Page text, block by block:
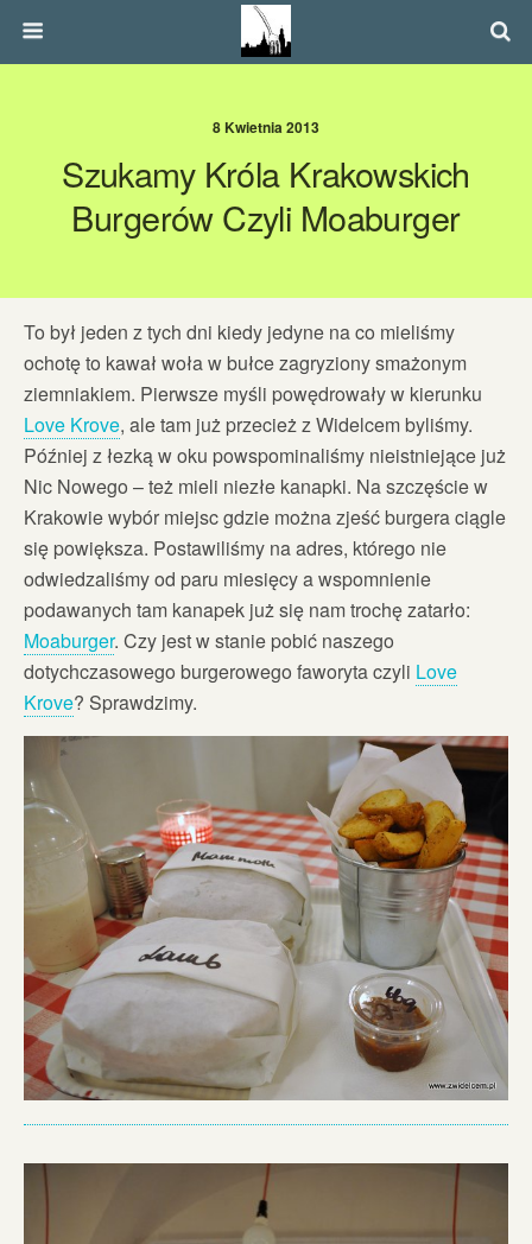
8 Kwietnia 2013
Szukamy Króla Krakowskich
Burgerów Czyli Moaburger
To był jeden z tych dni kiedy jedyne na co mieliśmy
ochotę to kawał woła w bułce zagryziony smażonym
ziemniakiem. Pierwsze myśli powędrowały w kierunku
Love Krove, ale tam już przecież z Widelcem byliśmy.
Później z łezką w oku powspominaliśmy nieistniejące już
Nic Nowego – też mieli niezłe kanapki. Na szczęście w
Krakowie wybór miejsc gdzie można zjeść burgera ciągle
się powiększa. Postawiliśmy na adres, którego nie
odwiedzaliśmy od paru miesięcy a wspomnienie
podawanych tam kanapek już się nam trochę zatarło:
Moaburger. Czy jest w stanie pobić naszego
dotychczasowego burgerowego faworyta czyli Love
Krove? Sprawdzimy.